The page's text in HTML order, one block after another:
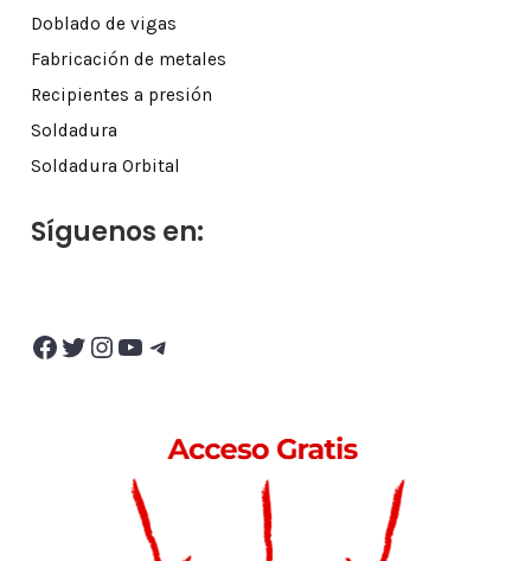
Doblado de vigas
Fabricación de metales
Recipientes a presión
Soldadura
Soldadura Orbital
Síguenos en:
Facebook Twitter InstagramYouTube Telegram